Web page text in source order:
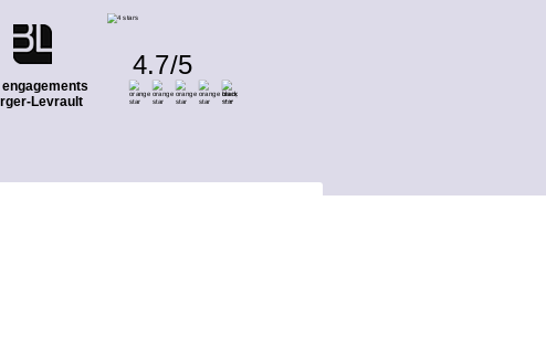
engagements
Levrault
4.7/5